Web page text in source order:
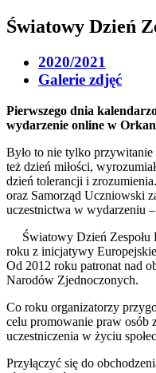
Światowy Dzień
2020/2021
Galerie zdjęć
Pierwszego dnia
wydarzenie online w
Było to nie tylko
też dzień miłości,
dzień tolerancji i
oraz Samorząd Uczniowski
uczestnictwa w wydarzeniu
Światowy Dzień Zespołu
roku z inicjatywy
Od 2012 roku patronat nad
Narodów Zjednoczonych.
Co roku organizatorzy
celu promowanie praw osób
uczestniczenia w życiu
Przyłączyć się do